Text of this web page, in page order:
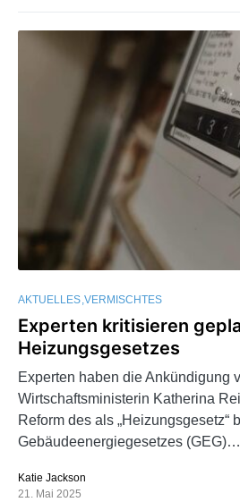
AKTUELLES VERMISCHTES
Experten kritisieren
Heizungsgesetzes
Experten haben die Ankündigung
Wirtschaftsministerin Katherina
Reform des als „Heizungsgesetz“
Gebäudeenergiegesetzes (GEG)…
Katie Jackson
21. Mai 2025